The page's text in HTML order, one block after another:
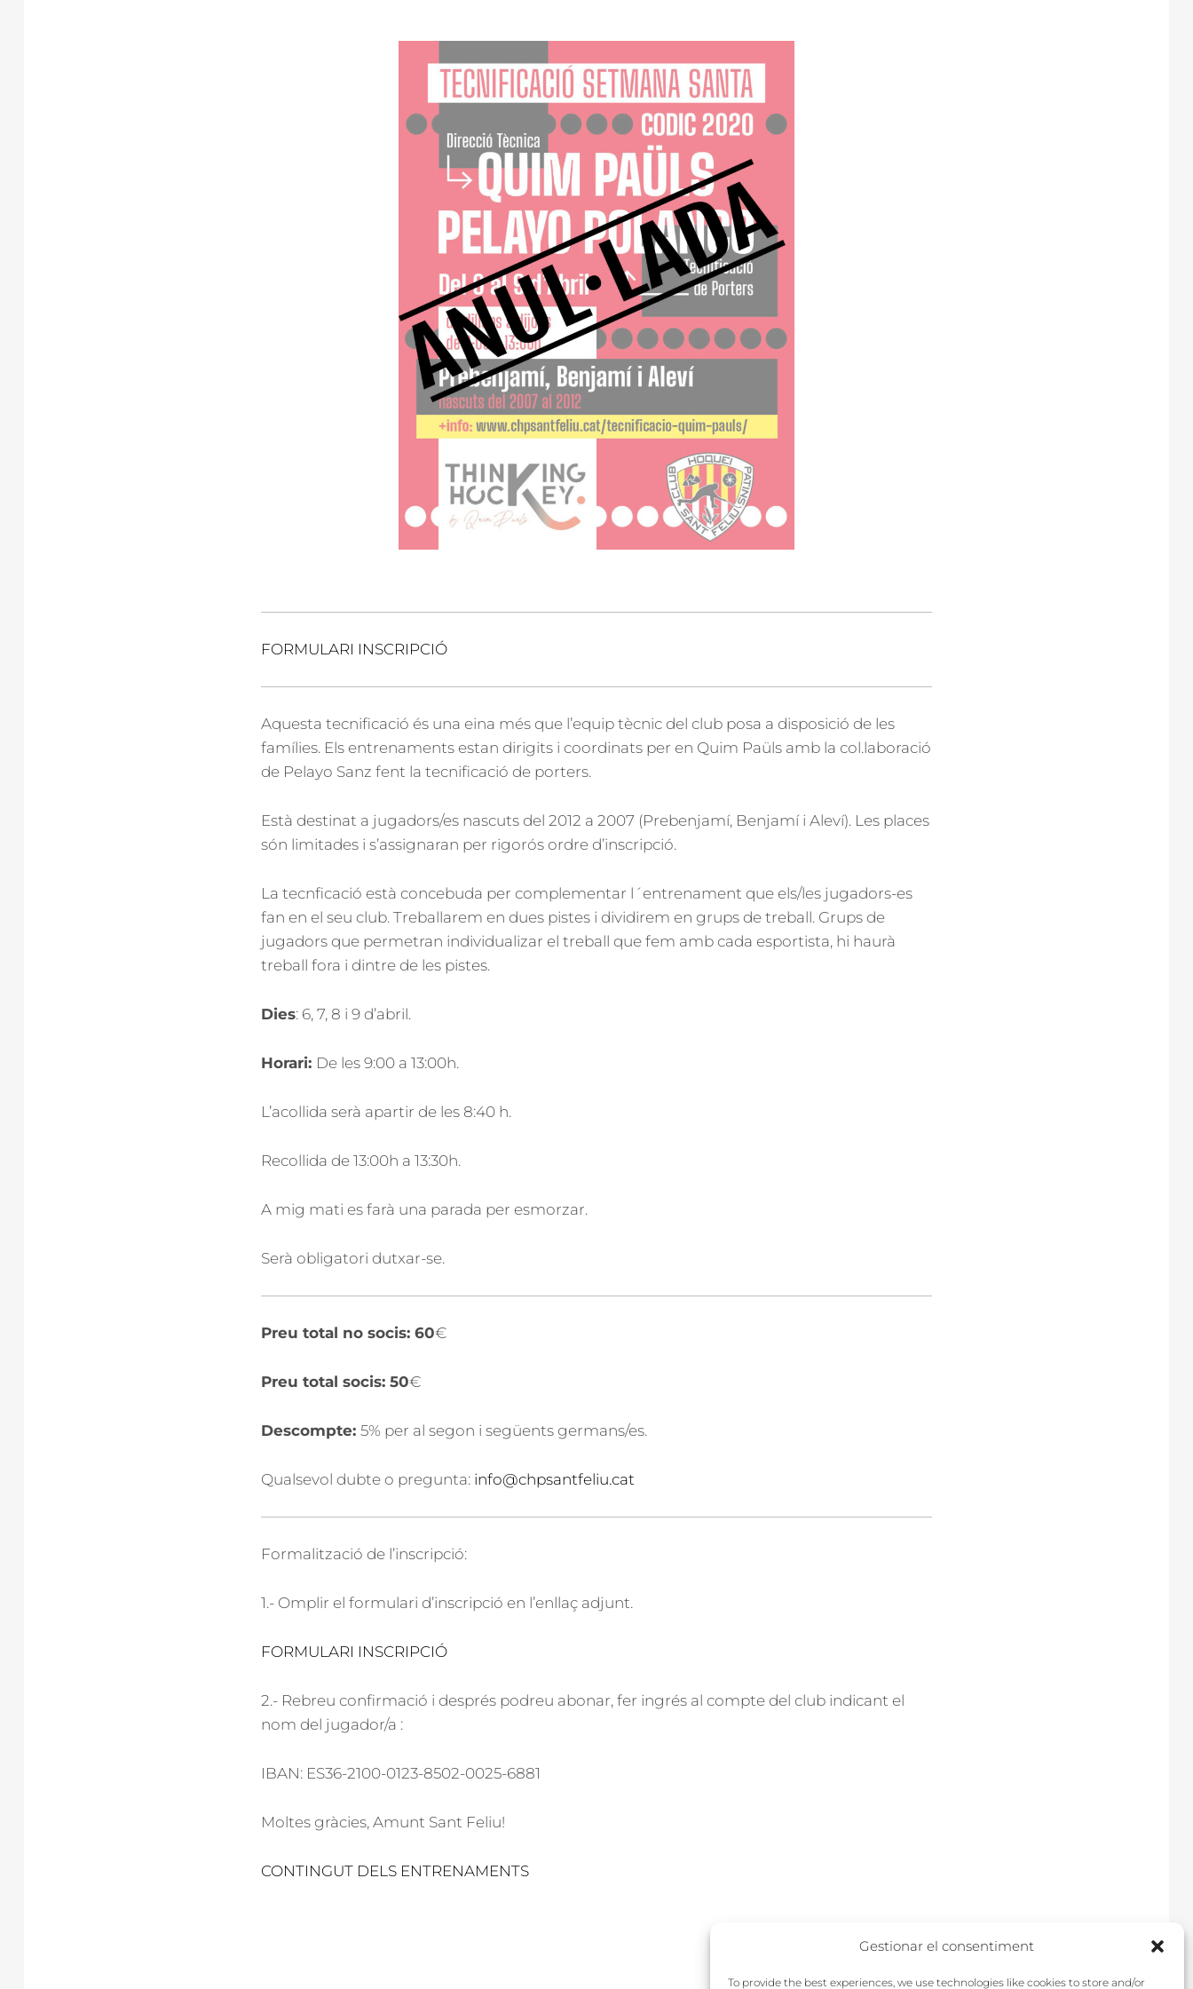
Gestionar el consentiment
To provide the best experiences, we use technologies like cookies to store and/or
FORMULARI INSCRIPCIÓ
Aquesta tecnificació és una eina més que l’equip tècnic del club posa a disposició de les
famílies. Els entrenaments estan dirigits i coordinats per en Quim Paüls amb la col.laboració
de Pelayo Sanz fent la tecnificació de porters.
Està destinat a jugadors/es nascuts del 2012 a 2007 (Prebenjamí, Benjamí i Aleví). Les places
són limitades i s’assignaran per rigorós ordre d’inscripció.
La tecnficació està concebuda per complementar l´entrenament que els/les jugadors-es
fan en el seu club. Treballarem en dues pistes i dividirem en grups de treball. Grups de
jugadors que permetran individualizar el treball que fem amb cada esportista, hi haurà
treball fora i dintre de les pistes.
Dies: 6, 7, 8 i 9 d’abril.
Horari: De les 9:00 a 13:00h.
L’acollida serà apartir de les 8:40 h.
Recollida de 13:00h a 13:30h.
A mig mati es farà una parada per esmorzar.
Serà obligatori dutxar-se.
Preu total no socis: 60€
Preu total socis: 50€
Descompte: 5% per al segon i següents germans/es.
Qualsevol dubte o pregunta: info@chpsantfeliu.cat
Formalització de l’inscripció:
1.- Omplir el formulari d’inscripció en l’enllaç adjunt.
FORMULARI INSCRIPCIÓ
2.- Rebreu confirmació i després podreu abonar, fer ingrés al compte del club indicant el
nom del jugador/a :
IBAN: ES36-2100-0123-8502-0025-6881
Moltes gràcies, Amunt Sant Feliu!
CONTINGUT DELS ENTRENAMENTS